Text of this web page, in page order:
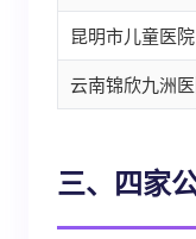
昆明市儿童医院
云南锦欣九洲
三、四家